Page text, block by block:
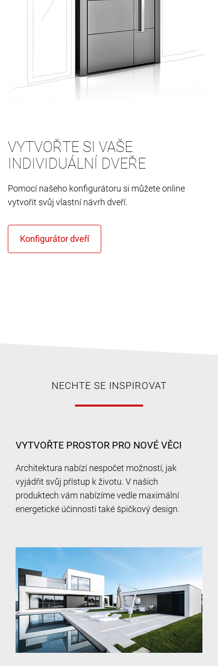
VYTVOŘTE SI VAŠE
INDIVIDUÁLNÍ DVEŘE
Pomocí našeho konfigurátoru si můžete online
vytvořit svůj vlastní návrh dveří.
NECHTE SE INSPIROVAT
VYTVOŘTE PROSTOR PRO NOVÉ VĚCI
Architektura nabízí nespočet možností, jak
vyjádřit svůj přístup k životu. V našich
produktech vám nabízíme vedle maximální
energetické účinnosti také špičkový design.